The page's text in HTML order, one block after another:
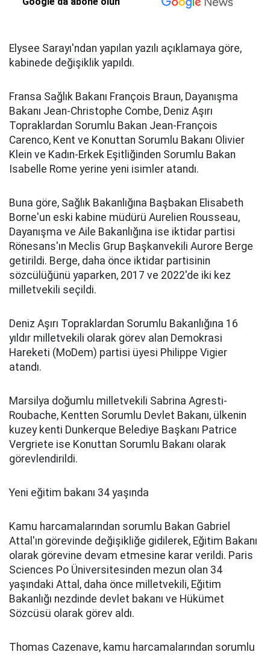
Elysee Sarayı'ndan yapılan yazılı açıklamaya göre,
kabinede değişiklik yapıldı.
Fransa Sağlık Bakanı François Braun, Dayanışma
Bakanı Jean-Christophe Combe, Deniz Aşırı
Topraklardan Sorumlu Bakan Jean-François
Carenco, Kent ve Konuttan Sorumlu Bakanı Olivier
Klein ve Kadın-Erkek Eşitliğinden Sorumlu Bakan
Isabelle Rome yerine yeni isimler atandı.
Buna göre, Sağlık Bakanlığına Başbakan Elisabeth
Borne'un eski kabine müdürü Aurelien Rousseau,
Dayanışma ve Aile Bakanlığına ise iktidar partisi
Rönesans'ın Meclis Grup Başkanvekili Aurore Berge
getirildi. Berge, daha önce iktidar partisinin
sözcülüğünü yaparken, 2017 ve 2022'de iki kez
milletvekili seçildi.
Deniz Aşırı Topraklardan Sorumlu Bakanlığına 16
yıldır milletvekili olarak görev alan Demokrasi
Hareketi (MoDem) partisi üyesi Philippe Vigier
atandı.
Marsilya doğumlu milletvekili Sabrina Agresti-
Roubache, Kentten Sorumlu Devlet Bakanı, ülkenin
kuzey kenti Dunkerque Belediye Başkanı Patrice
Vergriete ise Konuttan Sorumlu Bakanı olarak
görevlendirildi.
Yeni eğitim bakanı 34 yaşında
Kamu harcamalarından sorumlu Bakan Gabriel
Attal'ın görevinde değişikliğe gidilerek, Eğitim Bakanı
olarak görevine devam etmesine karar verildi. Paris
Sciences Po Üniversitesinden mezun olan 34
yaşındaki Attal, daha önce milletvekili, Eğitim
Bakanlığı nezdinde devlet bakanı ve Hükümet
Sözcüsü olarak görev aldı.
Thomas Cazenave, kamu harcamalarından sorumlu